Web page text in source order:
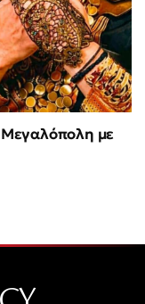
Μεγαλόπολη με